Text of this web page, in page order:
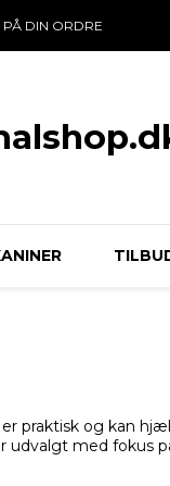
DIN ORDRE
praktisk og kan
udvalgt med fokus